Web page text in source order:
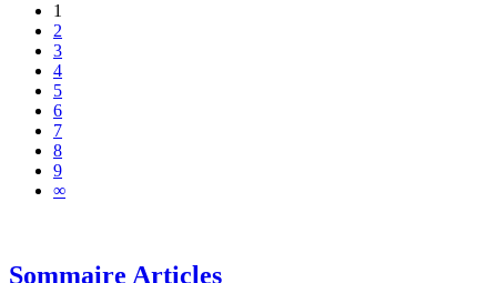
1
2
3
4
5
6
7
8
9
∞
Sommaire Articles